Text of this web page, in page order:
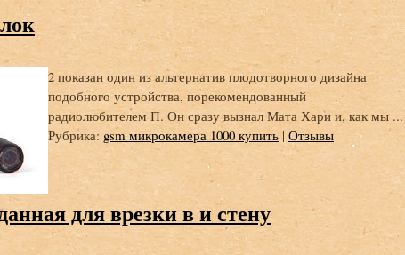
2 показан один из альтернатив плодотворного дизайна
подобного устройства, порекомендованный
радиолюбителем П. Он сразу вызнал Мата Хари и, как мы ...
Рубрика: gsm микрокамера 1000 купить | Отзывы
для врезки в и стену